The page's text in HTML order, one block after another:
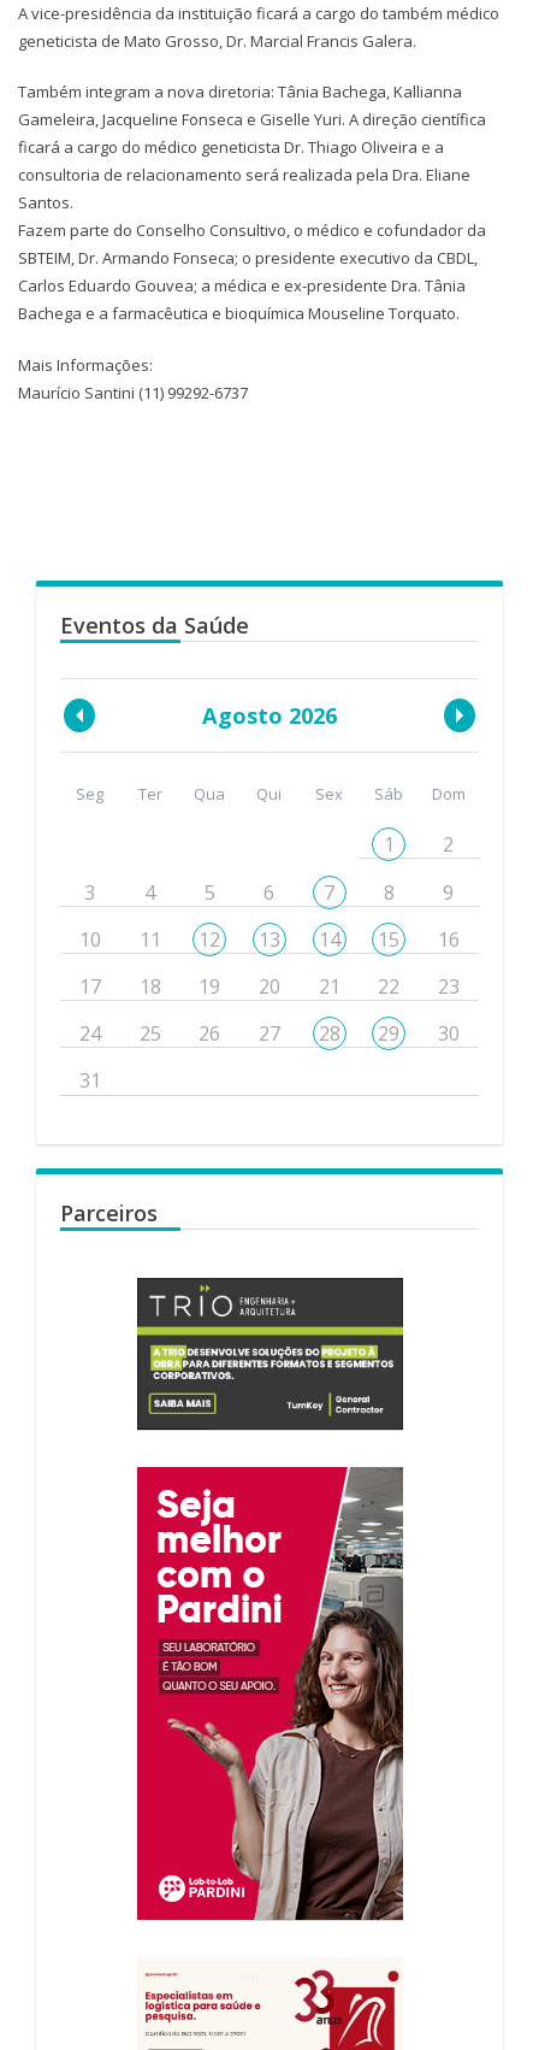
A vice-presidência da instituição ficará a cargo do também médico
geneticista de Mato Grosso, Dr. Marcial Francis Galera.
Também integram a nova diretoria: Tânia Bachega, Kallianna
Gameleira, Jacqueline Fonseca e Giselle Yuri. A direção científica
ficará a cargo do médico geneticista Dr. Thiago Oliveira e a
consultoria de relacionamento será realizada pela Dra. Eliane
Santos.
Fazem parte do Conselho Consultivo, o médico e cofundador da
SBTEIM, Dr. Armando Fonseca; o presidente executivo da CBDL,
Carlos Eduardo Gouvea; a médica e ex-presidente Dra. Tânia
Bachega e a farmacêutica e bioquímica Mouseline Torquato.
Mais Informações:
Maurício Santini (11) 99292-6737
Eventos da Saúde
Agosto 2026
Seg Ter Qua Qui Sex Sáb Dom
1
2
3
4 5 6 7 8
9
10
11 12 13 14 15
16
17
18 19 20 21 22
23
24
25 26 27 28 29
30
31
Parceiros